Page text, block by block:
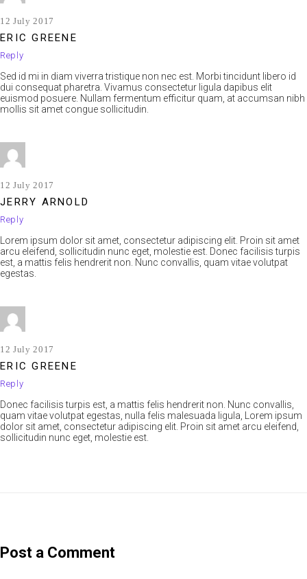
12 July 2017
ERIC GREENE
Reply
Sed id mi in diam viverra tristique non nec est. Morbi tincidunt libero id
dui consequat pharetra. Vivamus consectetur ligula dapibus elit
euismod posuere. Nullam fermentum efficitur quam, at accumsan nibh
mollis sit amet congue sollicitudin.
12 July 2017
JERRY ARNOLD
Reply
Lorem ipsum dolor sit amet, consectetur adipiscing elit. Proin sit amet
arcu eleifend, sollicitudin nunc eget, molestie est. Donec facilisis turpis
est, a mattis felis hendrerit non. Nunc convallis, quam vitae volutpat
egestas.
12 July 2017
ERIC GREENE
Reply
Donec facilisis turpis est, a mattis felis hendrerit non. Nunc convallis,
quam vitae volutpat egestas, nulla felis malesuada ligula, Lorem ipsum
dolor sit amet, consectetur adipiscing elit. Proin sit amet arcu eleifend,
sollicitudin nunc eget, molestie est.
Post a Comment